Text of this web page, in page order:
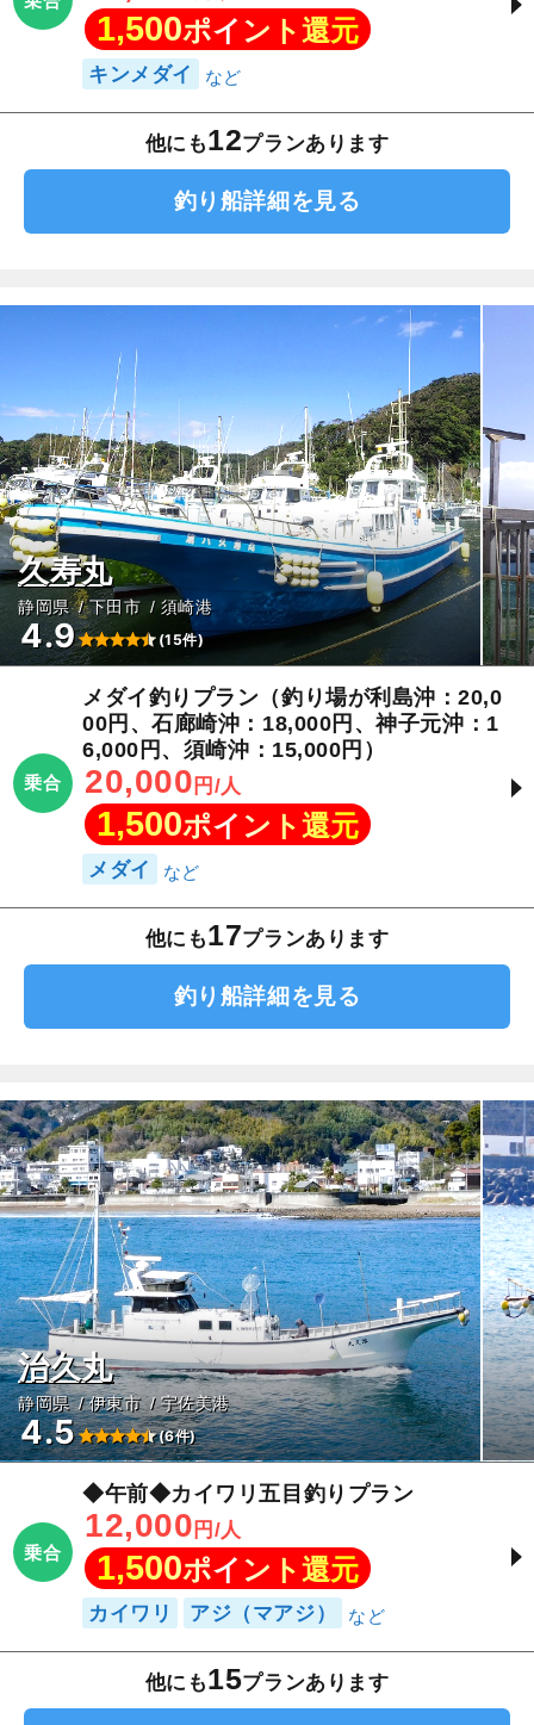
1,500ポイント還元
キンメダイ
他にも12プランあります
釣り船詳細を見る
久寿丸
静岡県 下田市 須崎港
4.9 (15件)
乗合
メダイ釣りプラン（釣り場が利島沖：20,0
00円、石廊崎沖：18,000円、神子元沖：1
6,000円、須崎沖：15,000円）
20,000 円/人
1,500ポイント還元
メダイ
他にも17プランあります
釣り船詳細を見る
治久丸
静岡県 伊東市 宇佐美港
4.5 (6件)
乗合
◆午前◆カイワリ五目釣りプラン
12,000 円/人
1,500ポイント還元
カイワリ アジ（マアジ）
他にも15プランあります